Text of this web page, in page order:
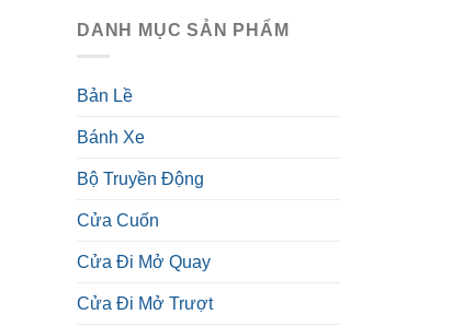
DANH MỤC SẢN PHẨM
Bản Lề
Bánh Xe
Bộ Truyền Động
Cửa Cuốn
Cửa Đi Mở Quay
Cửa Đi Mở Trượt